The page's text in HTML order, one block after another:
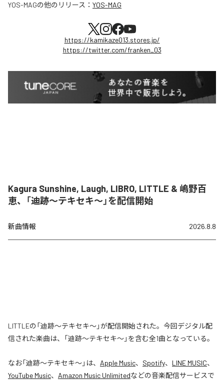
YOS-MAGの他のリリース： YOS-MAG
https://kamikaze013.stores.jp/
https://twitter.com/franken_03
Kagura Sunshine, Laugh, LIBRO, LITTLE & 嶋野百
恵、「迪跡〜テキセキ〜」を配信開始
新曲情報 2026.8.8
LITTLEの「迪跡〜テキセキ〜」が配信開始された。今回デジタル配
信された楽曲は、「迪跡〜テキセキ〜」を含む全1曲となっている。
なお「迪跡〜テキセキ〜」は、 Apple Music、 Spotify、 LINE MUSIC、
YouTube Music、 Amazon Music Unlimitedなどの音楽配信サービスで